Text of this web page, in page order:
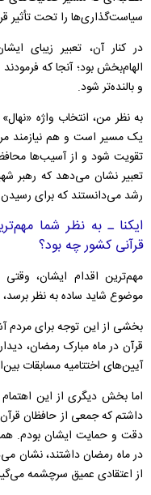
سیاست‌گذاری‌ها را تحت تأثیر
در کنار آن، تعبیر زیبای
الهام‌بخش بود؛ آنجا که
و بالنده‌تر شود.
به نظر من، انتخاب واژه
یک مسیر است و هم نیازمند
تقویت شود و از آسیب‌ها
تعبیر نشان می‌دهد که رهبر
رشد می‌دانستند که برای رسیدن
ایکنا ـ به نظر شما
قرآنی کشور چه بود؟
مهم‌ترین اقدام ایشان،
موضوع شاید ساده به نظر برسد،
بخشی از این توجه برای مردم
قرآن در ماه مبارک رمضان،
آیین‌های اختتامیه مسابقات
اما بخش دیگری از این
داشتم که جمعی از حافظان
دقت و حمایت ایشان بودم.
در ماه رمضان داشتند، نشان
از اعتقادی عمیق سرچشمه